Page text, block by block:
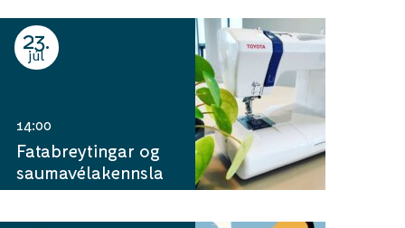
23
júl
14:00
Fatabreytingar og
saumavélakennsla